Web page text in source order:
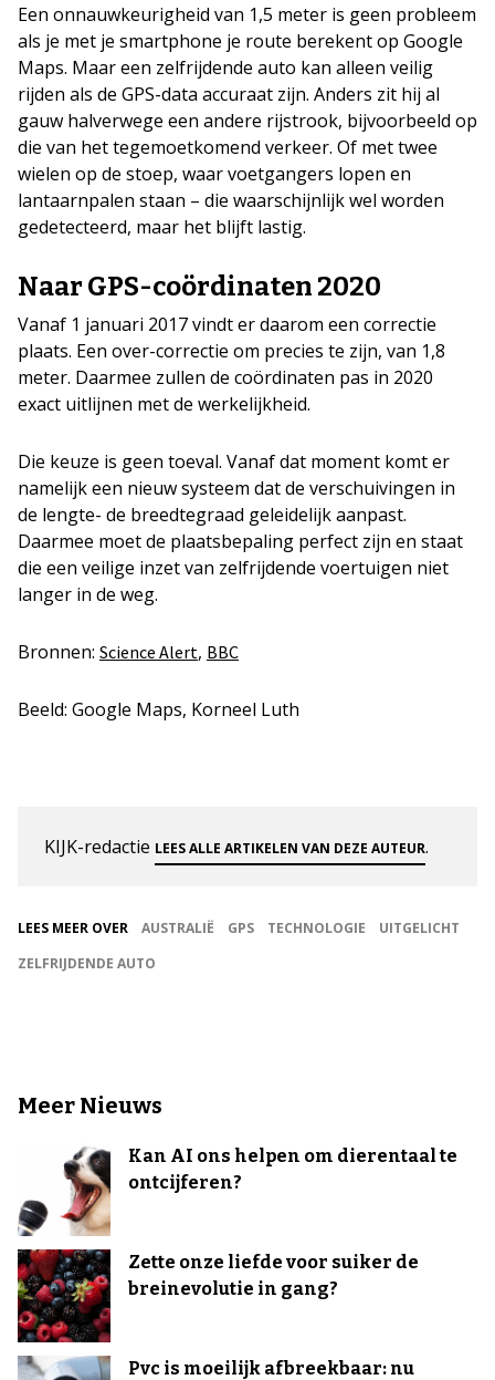
Een onnauwkeurigheid van 1,5 meter is geen probleem
als je met je smartphone je route berekent op Google
Maps. Maar een zelfrijdende auto kan alleen veilig
rijden als de GPS-data accuraat zijn. Anders zit hij al
gauw halverwege een andere rijstrook, bijvoorbeeld op
die van het tegemoetkomend verkeer. Of met twee
wielen op de stoep, waar voetgangers lopen en
lantaarnpalen staan – die waarschijnlijk wel worden
gedetecteerd, maar het blijft lastig.
Naar GPS-coördinaten 2020
Vanaf 1 januari 2017 vindt er daarom een correctie
plaats. Een over-correctie om precies te zijn, van 1,8
meter. Daarmee zullen de coördinaten pas in 2020
exact uitlijnen met de werkelijkheid.
Die keuze is geen toeval. Vanaf dat moment komt er
namelijk een nieuw systeem dat de verschuivingen in
de lengte- de breedtegraad geleidelijk aanpast.
Daarmee moet de plaatsbepaling perfect zijn en staat
die een veilige inzet van zelfrijdende voertuigen niet
langer in de weg.
Bronnen: Science Alert, BBC
Beeld: Google Maps, Korneel Luth
KIJK-redactie LEES ALLE ARTIKELEN VAN DEZE AUTEUR.
LEES MEER OVER AUSTRALIË GPS TECHNOLOGIE
UITGELICHT
ZELFRIJDENDE AUTO
Meer Nieuws
Kan AI ons helpen om dierentaal te
ontcijferen?
Zette onze liefde voor suiker de
breinevolutie in gang?
Pvc is moeilijk afbreekbaar: nu